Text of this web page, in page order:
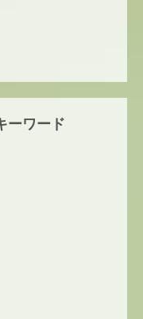
ーワード